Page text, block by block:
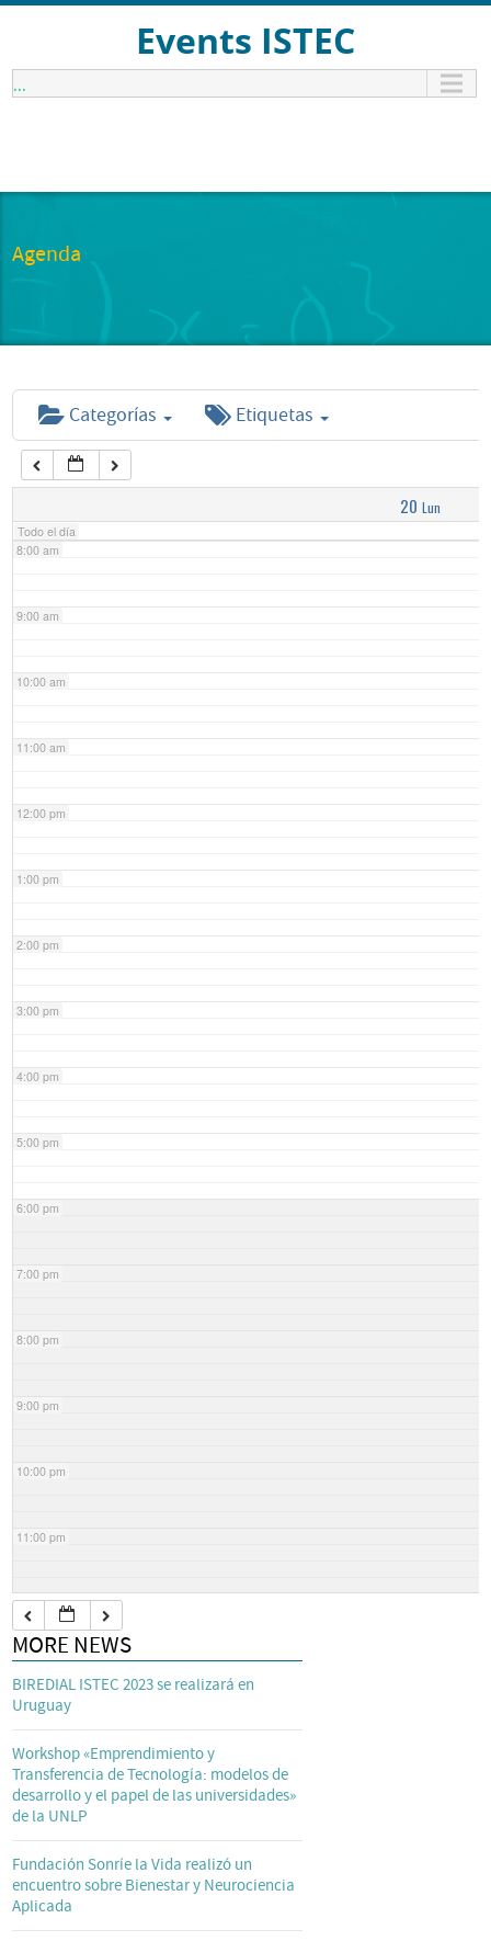
Events ISTEC
...
Agenda
Categorías Etiquetas
20 Lun
Todo el día
1:00 am
6:00 am
7:00 am
8:00 am
9:00 am
10:00 am
11:00 am
12:00 pm
1:00 pm
2:00 pm
3:00 pm
4:00 pm
5:00 pm
6:00 pm
7:00 pm
8:00 pm
9:00 pm
10:00 pm
11:00 pm
MORE NEWS
BIREDIAL ISTEC 2023 se realizará en
Uruguay
Workshop «Emprendimiento y
Transferencia de Tecnología: modelos de
desarrollo y el papel de las universidades»
de la UNLP
Fundación Sonríe la Vida realizó un
encuentro sobre Bienestar y Neurociencia
Aplicada